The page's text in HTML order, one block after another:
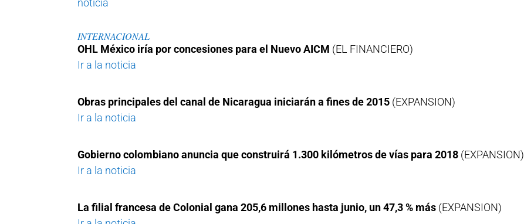
noticia
INTERNACIONAL
OHL México iría por concesiones para el Nuevo AICM (EL FINANCIERO)
Ir a la noticia
Obras principales del canal de Nicaragua iniciarán a fines de 2015 (EXPANSION)
Ir a la noticia
Gobierno colombiano anuncia que construirá 1.300 kilómetros de vías para 2018 (EXPANSION)
Ir a la noticia
La filial francesa de Colonial gana 205,6 millones hasta junio, un 47,3 % más (EXPANSION)